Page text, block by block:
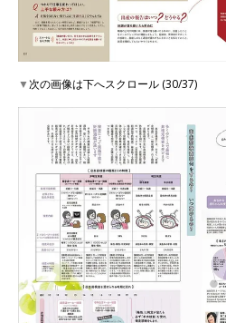
▼次の画像は下へスクロール (30/37)